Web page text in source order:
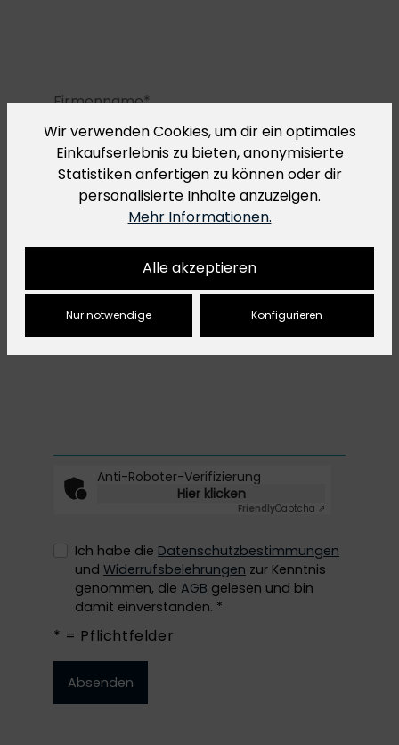
Anti-Roboter-Verifizierung
Hier klicken
FriendlyCaptcha ⇗
Ich habe die Datenschutzbestimmungen
und Widerrufsbelehrungen zur Kenntnis
genommen, die AGB gelesen und bin
damit einverstanden. *
* = Pflichtfelder
Absenden
Wir verwenden Cookies, um dir ein optimales
Einkaufserlebnis zu bieten, anonymisierte
Statistiken anfertigen zu können oder dir
personalisierte Inhalte anzuzeigen.
Mehr Informationen.
Alle akzeptieren
Nur notwendige Konfigurieren